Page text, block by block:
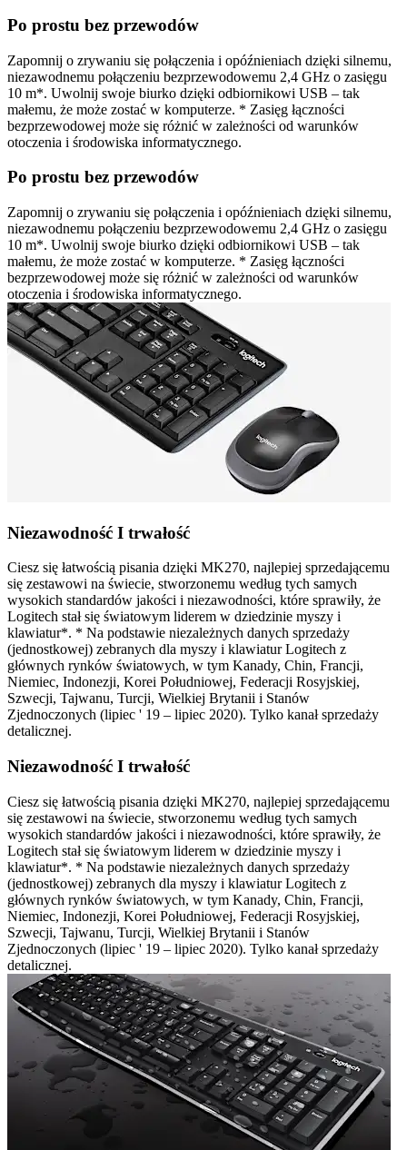
Po prostu bez przewodów
Zapomnij o zrywaniu się połączenia i opóźnieniach dzięki silnemu,
niezawodnemu połączeniu bezprzewodowemu 2,4 GHz o zasięgu
10 m*. Uwolnij swoje biurko dzięki odbiornikowi USB – tak
małemu, że może zostać w komputerze. * Zasięg łączności
bezprzewodowej może się różnić w zależności od warunków
otoczenia i środowiska informatycznego.
Po prostu bez przewodów
Zapomnij o zrywaniu się połączenia i opóźnieniach dzięki silnemu,
niezawodnemu połączeniu bezprzewodowemu 2,4 GHz o zasięgu
10 m*. Uwolnij swoje biurko dzięki odbiornikowi USB – tak
małemu, że może zostać w komputerze. * Zasięg łączności
bezprzewodowej może się różnić w zależności od warunków
otoczenia i środowiska informatycznego.
Niezawodność I trwałość
Ciesz się łatwością pisania dzięki MK270, najlepiej sprzedającemu
się zestawowi na świecie, stworzonemu według tych samych
wysokich standardów jakości i niezawodności, które sprawiły, że
Logitech stał się światowym liderem w dziedzinie myszy i
klawiatur*. * Na podstawie niezależnych danych sprzedaży
(jednostkowej) zebranych dla myszy i klawiatur Logitech z
głównych rynków światowych, w tym Kanady, Chin, Francji,
Niemiec, Indonezji, Korei Południowej, Federacji Rosyjskiej,
Szwecji, Tajwanu, Turcji, Wielkiej Brytanii i Stanów
Zjednoczonych (lipiec ' 19 – lipiec 2020). Tylko kanał sprzedaży
detalicznej.
Niezawodność I trwałość
Ciesz się łatwością pisania dzięki MK270, najlepiej sprzedającemu
się zestawowi na świecie, stworzonemu według tych samych
wysokich standardów jakości i niezawodności, które sprawiły, że
Logitech stał się światowym liderem w dziedzinie myszy i
klawiatur*. * Na podstawie niezależnych danych sprzedaży
(jednostkowej) zebranych dla myszy i klawiatur Logitech z
głównych rynków światowych, w tym Kanady, Chin, Francji,
Niemiec, Indonezji, Korei Południowej, Federacji Rosyjskiej,
Szwecji, Tajwanu, Turcji, Wielkiej Brytanii i Stanów
Zjednoczonych (lipiec ' 19 – lipiec 2020). Tylko kanał sprzedaży
detalicznej.